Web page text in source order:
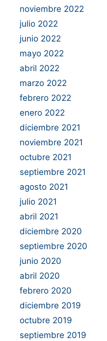
noviembre 2022
julio 2022
junio 2022
mayo 2022
abril 2022
marzo 2022
febrero 2022
enero 2022
diciembre 2021
noviembre 2021
octubre 2021
septiembre 2021
agosto 2021
julio 2021
abril 2021
diciembre 2020
septiembre 2020
junio 2020
abril 2020
febrero 2020
diciembre 2019
octubre 2019
septiembre 2019